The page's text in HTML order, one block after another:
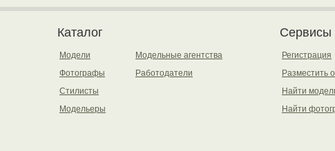
Каталог
Модели
Фотографы
Стилисты
Модельеры
Модельные агентства
Работодатели
Сервисы
Регистрация
Разместить
Найти
Найти